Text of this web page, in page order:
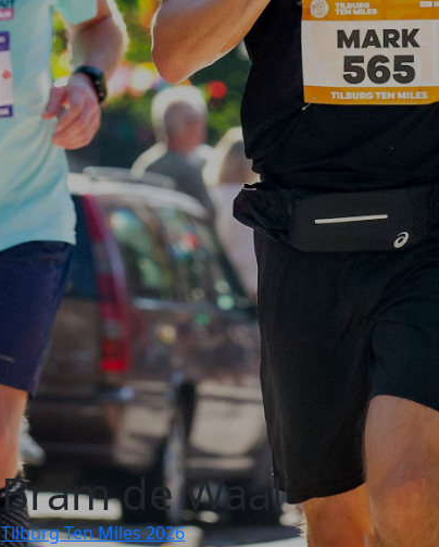
Bram de Waal
Tilburg Ten Miles 2026